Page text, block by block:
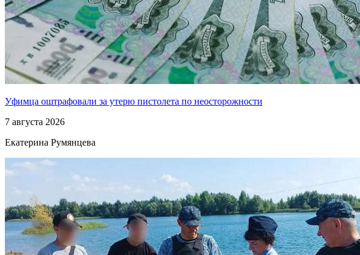
Уфимца оштрафовали за утерю пистолета по неосторожности
7 августа 2026
Екатерина Румянцева